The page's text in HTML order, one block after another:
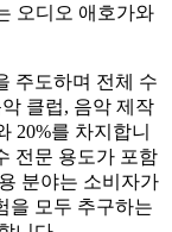
오디오 애호가와
주도하며 전체 수
클럽, 음악 제작
20%를 차지합니
전문 용도가 포함
분야는 소비자가
을 모두 추구하는